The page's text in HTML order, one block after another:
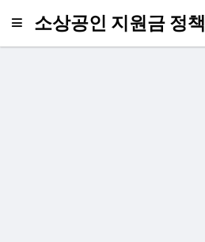
소상공인 지원금 정책